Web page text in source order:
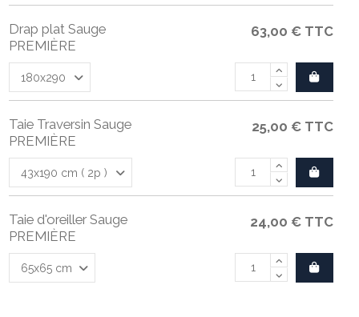
Drap plat Sauge
PREMIÈRE
63,00 € TTC
Taie Traversin Sauge
PREMIÈRE
25,00 € TTC
Taie d'oreiller Sauge
PREMIÈRE
24,00 € TTC